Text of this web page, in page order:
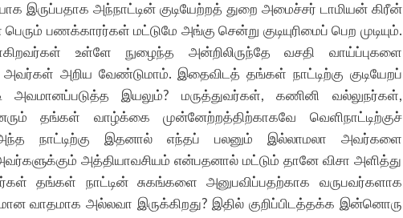
இருப்பதாக அந்நாட்டின் குடியேற்றத் துறை அமைச்சர் டாமியன் கிரீன்
பணக்காரர்கள் மட்டுமே அங்கு சென்று குடியுரிமைப் பெற முடியும்.
உள்ளே நுழைந்த அன்றிலிருந்தே வசதி வாய்ப்புகளை
அறிய வேண்டுமாம். இதைவிடத் தங்கள் நாட்டிற்கு குடியேறப்
அவமானப்படுத்த இயலும்? மருத்துவர்கள், கணினி வல்லுநர்கள்,
தங்கள் வாழ்க்கை முன்னேற்றத்திற்காகவே வெளிநாட்டிற்குச்
அந்த நாட்டிற்கு இதனால் எந்தப் பலனும் இல்லாமலா அவர்களை
அத்தியாவசியம் என்பதனால் மட்டும் தானே விசா அளித்து
தங்கள் நாட்டின் சுகங்களை அனுபவிப்பதற்காக வருபவர்களாக
வாதமாக அல்லவா இருக்கிறது? இதில் குறிப்பிடத்தக்க இன்னொரு